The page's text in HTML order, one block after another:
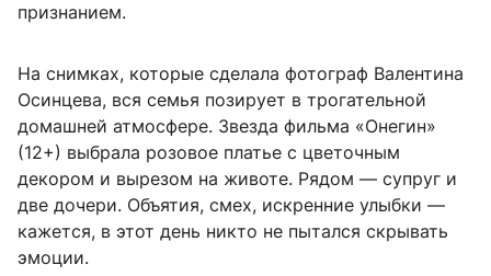
признанием.
На снимках, которые сделала фотограф Валентина
Осинцева, вся семья позирует в трогательной
домашней атмосфере. Звезда фильма «Онегин»
(12+) выбрала розовое платье с цветочным
декором и вырезом на животе. Рядом — супруг и
две дочери. Объятия, смех, искренние улыбки —
кажется, в этот день никто не пытался скрывать
эмоции.